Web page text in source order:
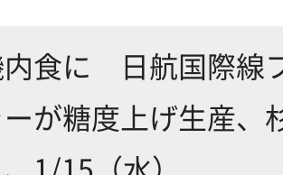
ーズに対
動物科学プログラム
内食に 日航国際線
が糖度上げ生産、